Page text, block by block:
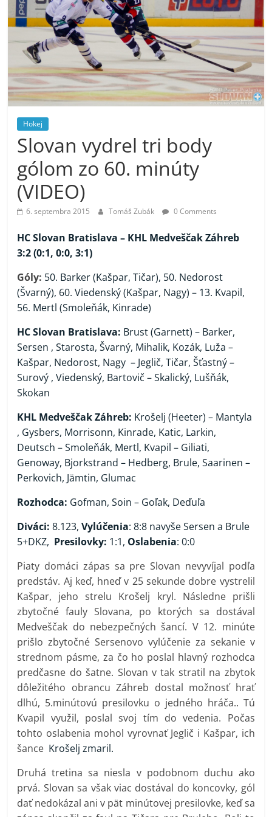
Hokej
Slovan vydrel tri body
gólom zo 60. minúty
(VIDEO)
6. septembra 2015 Tomáš Zubák 0 Comments
HC Slovan Bratislava – KHL Medveščak Záhreb
3:2 (0:1, 0:0, 3:1)
Góly: 50. Barker (Kašpar, Tičar), 50. Nedorost
(Švarný), 60. Viedenský (Kašpar, Nagy) – 13. Kvapil,
56. Mertl (Smoleňák, Kinrade)
HC Slovan Bratislava: Brust (Garnett) – Barker,
Sersen , Starosta, Švarný, Mihalik, Kozák, Luža –
Kašpar, Nedorost, Nagy – Jeglič, Tičar, Šťastný –
Surový , Viedenský, Bartovič – Skalický, Lušňák,
Skokan
KHL Medveščak Záhreb: Krošelj (Heeter) – Mantyla
, Gysbers, Morrisonn, Kinrade, Katic, Larkin,
Deutsch – Smoleňák, Mertl, Kvapil – Giliati,
Genoway, Bjorkstrand – Hedberg, Brule, Saarinen –
Perkovich, Jämtin, Glumac
Rozhodca: Gofman, Soin – Goľak, Deďuľa
Diváci: 8.123,Vylúčenia: 8:8 navyše Sersen a Brule
5+DKZ, Presilovky: 1:1, Oslabenia: 0:0
Piaty domáci zápas sa pre Slovan nevyvíjal podľa
predstáv. Aj keď, hneď v 25 sekunde dobre vystrelil
Kašpar, jeho strelu Krošelj kryl. Následne prišli
zbytočné fauly Slovana, po ktorých sa dostával
Medveščak do nebezpečných šancí. V 12. minúte
prišlo zbytočné Sersenovo vylúčenie za sekanie v
strednom pásme, za čo ho poslal hlavný rozhodca
predčasne do šatne. Slovan v tak stratil na zbytok
dôležitého obrancu Záhreb dostal možnosť hrať
dlhú, 5.minútovú presilovku o jedného hráča.. Tú
Kvapil využil, poslal svoj tím do vedenia. Počas
tohto oslabenia mohol vyrovnať Jeglič i Kašpar, ich
šance Krošelj zmaril.
Druhá tretina sa niesla v podobnom duchu ako
prvá. Slovan sa však viac dostával do koncovky, gól
dať nedokázal ani v pät minútovej presilovke, keď sa